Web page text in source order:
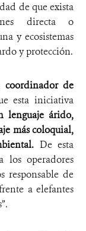
de que exista
directa o
y ecosistemas
y protección.
coordinador de
esta iniciativa
lenguaje árido,
más coloquial,
De esta
los operadores
responsable de
a elefantes